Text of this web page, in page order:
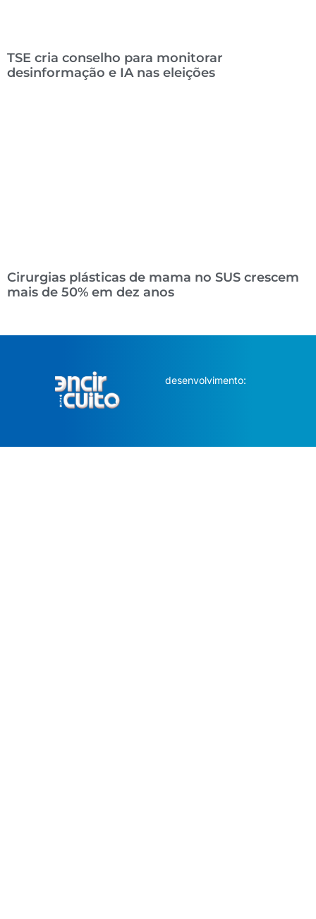
TSE cria conselho para monitorar
desinformação e IA nas eleições
Cirurgias plásticas de mama no SUS crescem
mais de 50% em dez anos
desenvolvimento: